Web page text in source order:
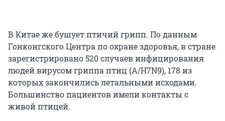
В Китае же бушует птичий грипп. По данным
Гонконгского Центра по охране здоровья, в стране
зарегистрировано 520 случаев инфицирования
людей вирусом гриппа птиц (A/H7N9), 178 из
которых закончились летальными исходами.
Большинство пациентов имели контакты с
живой птицей.